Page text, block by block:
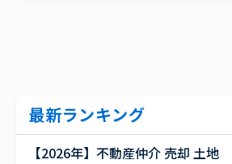
最新ランキング
【2026年】不動産仲介 売却 土地